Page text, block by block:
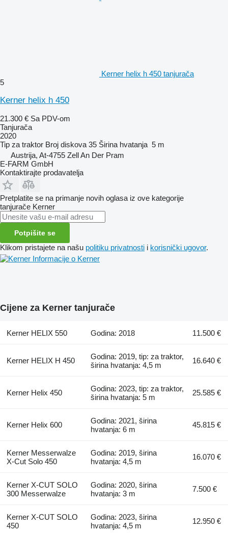
Kerner helix h 450 tanjurača
5
Kerner helix h 450
21.300 € Sa PDV-om
Tanjurača
2020
Tip za traktor Broj diskova 35 Širina hvatanja 5 m
Austrija, At-4755 Zell An Der Pram
E-FARM GmbH
Kontaktirajte prodavatelja
Pretplatite se na primanje novih oglasa iz ove kategorije
tanjurače Kerner
Potpišite se
Klikom pristajete na našu politiku privatnosti i korisnički ugovor.
Informacije o Kerner
Cijene za Kerner tanjurače
Kerner HELIX 550 Godina: 2018 11.500 €
Kerner HELIX H 450
Godina: 2019, tip: za traktor,
širina hvatanja: 4,5 m
16.640 €
Kerner Helix 450
Godina: 2023, tip: za traktor,
širina hvatanja: 5 m
25.585 €
Kerner Helix 600
Godina: 2021, širina
hvatanja: 6 m
45.815 €
Kerner Messerwalze
X-Cut Solo 450
Godina: 2019, širina
hvatanja: 4,5 m
16.070 €
Kerner X-CUT SOLO
300 Messerwalze
Godina: 2020, širina
hvatanja: 3 m
7.500 €
Kerner X-CUT SOLO
450
Godina: 2023, širina
hvatanja: 4,5 m
12.950 €